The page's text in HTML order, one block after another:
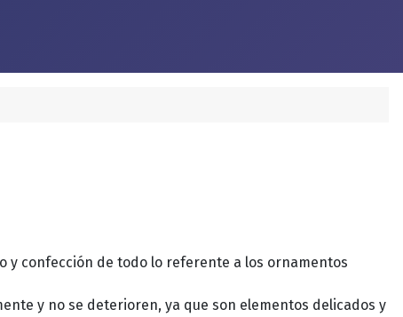
y confección de todo lo referente a los ornamentos
y no se deterioren, ya que son elementos delicados y